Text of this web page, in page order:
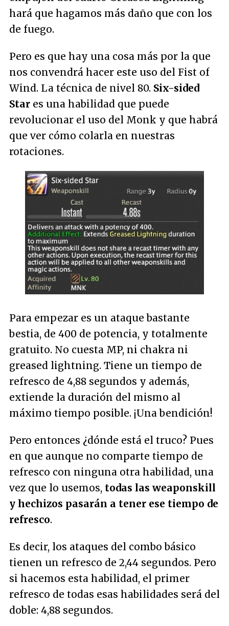
hará que hagamos más daño que con los
de fuego.
Pero es que hay una cosa más por la que
nos convendrá hacer este uso del Fist of
Wind. La técnica de nivel 80. Six-sided
Star es una habilidad que puede
revolucionar el uso del Monk y que habrá
que ver cómo colarla en nuestras
rotaciones.
Para empezar es un ataque bastante
bestia, de 400 de potencia, y totalmente
gratuito. No cuesta MP, ni chakra ni
greased lightning. Tiene un tiempo de
refresco de 4,88 segundos y además,
extiende la duración del mismo al
máximo tiempo posible. ¡Una bendición!
Pero entonces ¿dónde está el truco? Pues
en que aunque no comparte tiempo de
refresco con ninguna otra habilidad, una
vez que lo usemos, todas las weaponskill
y hechizos pasarán a tener ese tiempo de
refresco.
Es decir, los ataques del combo básico
tienen un refresco de 2,44 segundos. Pero
si hacemos esta habilidad, el primer
refresco de todas esas habilidades será del
doble: 4,88 segundos.